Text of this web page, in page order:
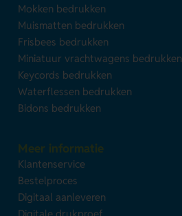
Mokken bedrukken
Muismatten bedrukken
Frisbees bedrukken
Miniatuur vrachtwagens bedrukken
Keycords bedrukken
Waterflessen bedrukken
Bidons bedrukken
Meer informatie
Klantenservice
Bestelproces
Digitaal aanleveren